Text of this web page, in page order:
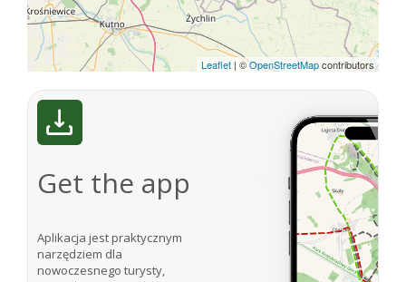
Leaflet | ©OpenStreetMapcontributors
Get the app
Aplikacja jest praktycznym
narzędziem dla
nowoczesnego turysty,